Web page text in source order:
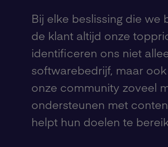
Bij elke beslissing die we
de klant altijd onze
identificeren ons niet
softwarebedrijf, maar
onze community zoveel
ondersteunen met
helpt hun doelen te